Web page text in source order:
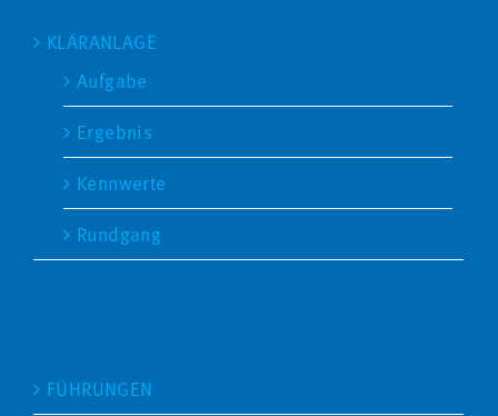
KLÄRANLAGE
Aufgabe
Ergebnis
Kennwerte
Rundgang
FÜHRUNGEN